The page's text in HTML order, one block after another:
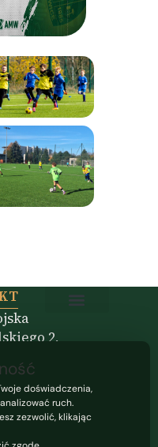
2,
doświadczenia,
ruch.
zezwolić, klikając